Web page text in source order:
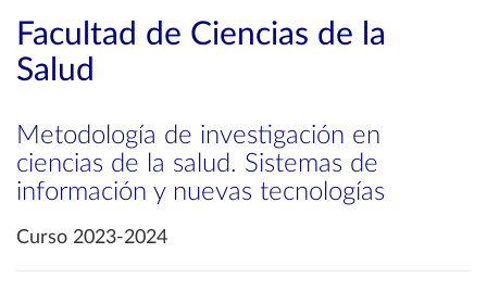
Facultad de Ciencias de la
Salud
Metodología de investigación en
ciencias de la salud. Sistemas de
información y nuevas tecnologías
Curso 2023-2024